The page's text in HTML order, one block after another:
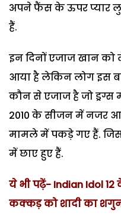
अपने फैंस के ऊपर प्यार
हैं.
इन दिनों एजाज खान को
आया है लेकिन लोग इस
कौन से एजाज है जो ड्रग्स
2010 के सीजन में नजर
मामले में पकड़े गए हैं.
में छाए हुए हैं.
ये भी पढ़ें- Indian Idol
कक्कड़ को शादी का